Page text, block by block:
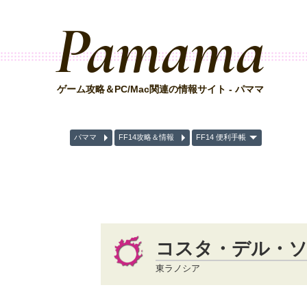
Pamama
ゲーム攻略＆PC/Mac関連の情報サイト - パママ
パママ FF14攻略＆情報 FF14 便利手帳
コスタ・デル・
東ラノシア